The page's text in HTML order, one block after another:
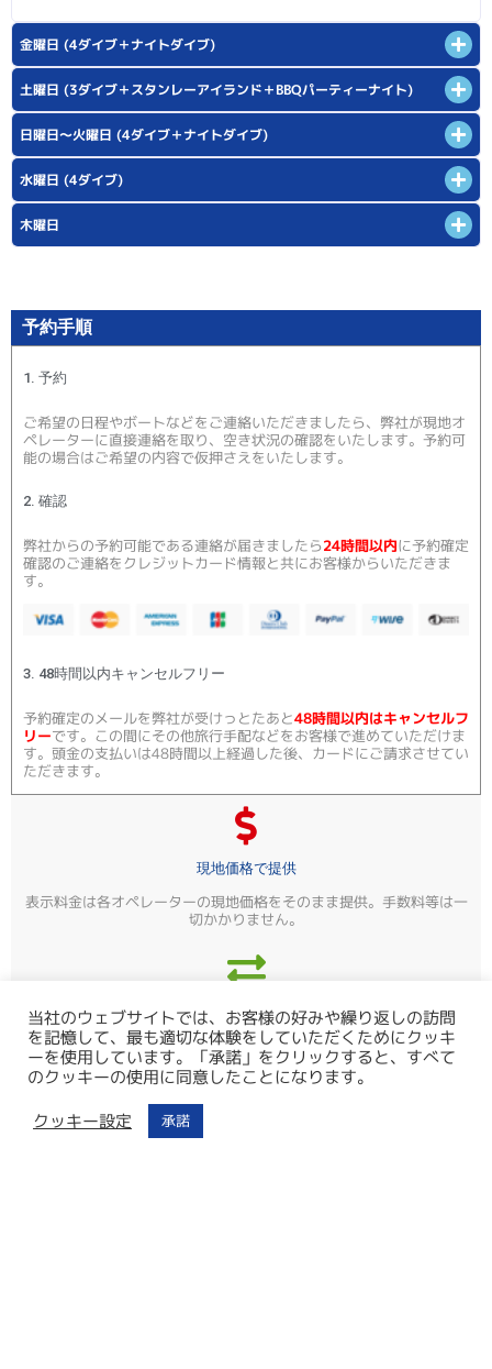
金曜日 (4ダイブ＋ナイトダイブ)
土曜日 (3ダイブ＋スタンレーアイランド＋BBQパーティーナイト)
日曜日〜火曜日 (4ダイブ＋ナイトダイブ)
水曜日 (4ダイブ)
木曜日
予約手順
1. 予約
ご希望の日程やボートなどをご連絡いただきましたら、弊社が現地オ
ペレーターに直接連絡を取り、空き状況の確認をいたします。予約可
能の場合はご希望の内容で仮押さえをいたします。
2. 確認
弊社からの予約可能である連絡が届きましたら24時間以内に予約確定
確認のご連絡をクレジットカード情報と共にお客様からいただきま
す。
3. 48時間以内キャンセルフリー
予約確定のメールを弊社が受けっとたあと48時間以内はキャンセルフ
リーです。この間にその他旅行手配などをお客様で進めていただけま
す。頭金の支払いは48時間以上経過した後、カードにご請求させてい
ただきます。
現地価格で提供
表示料金は各オペレーターの現地価格をそのまま提供。手数料等は一
切かかりません。
あらゆる通貨に対応
お支払いに関してはあらゆる通貨に対応し海外送金等の手数料も一切
かかりません。
当社のウェブサイトでは、お客様の好みや繰り返しの訪問
を記憶して、最も適切な体験をしていただくためにクッキ
ーを使用しています。「承諾」をクリックすると、すべて
のクッキーの使用に同意したことになります。
クッキー設定
承諾